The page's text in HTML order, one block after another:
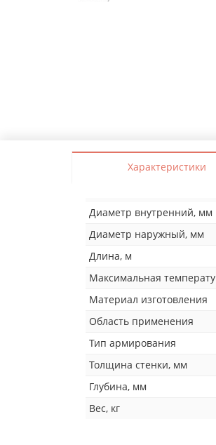
Характеристики
Диаметр внутренний, мм
Диаметр наружный, мм
Длина, м
Максимальная
Материал изготовления
Область применения
Тип армирования
Толщина стенки, мм
Глубина, мм
Вес, кг